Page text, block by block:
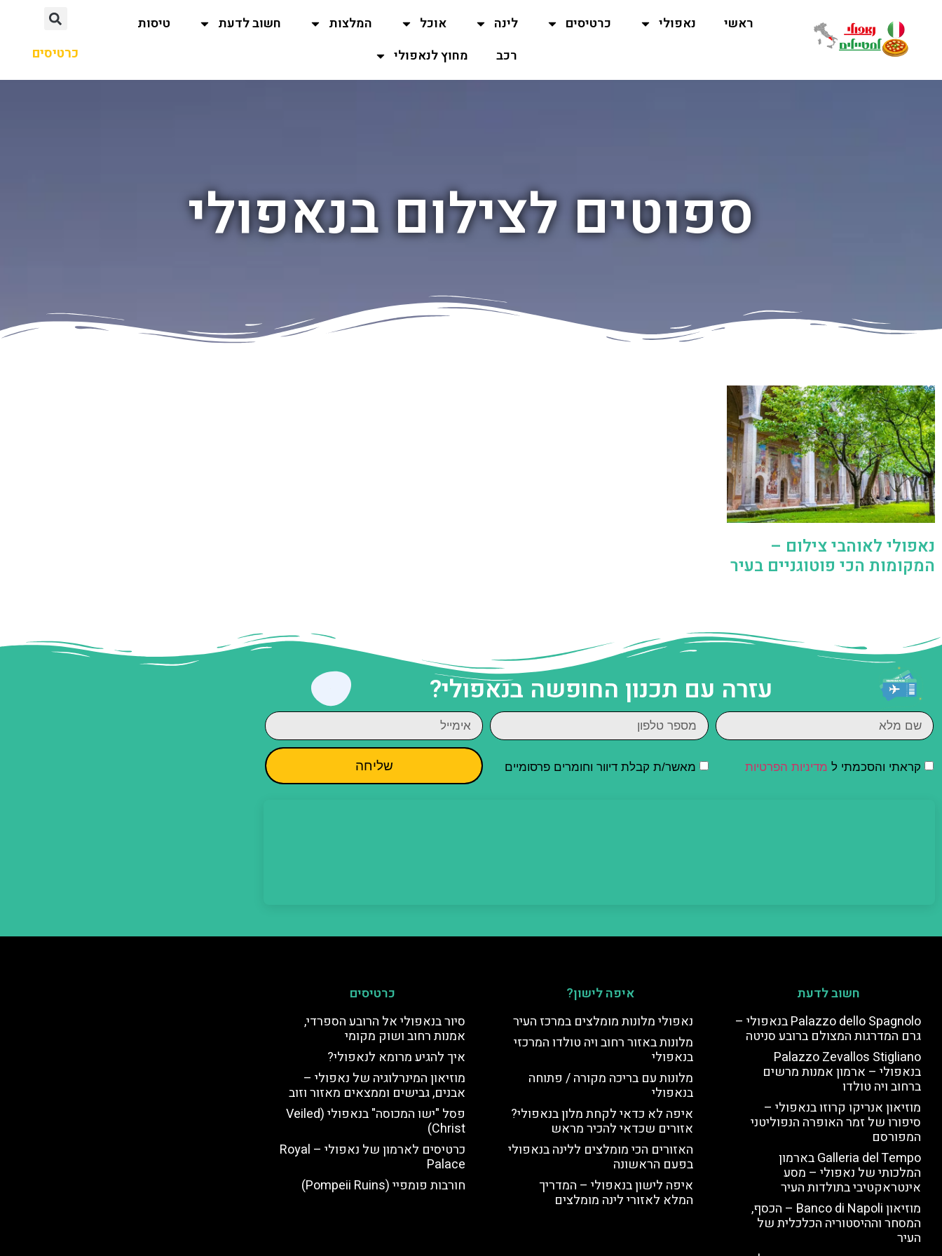
ראשי נאפולי כרטיסים לינה אוכל המלצות חשוב לדעת
טיסות
רכב
מחוץ לנאפולי כרטיסים
ספוטים לצילום בנאפולי
נאפולי לאוהבי צילום –
המקומות הכי פוטוגניים בעיר
עזרה עם תכנון החופשה בנאפולי?
קראתי והסכמתי ל מדיניות הפרטיות מאשר/ת קבלת דיוור וחומרים פרסומיים שליחה
חשוב לדעת
Palazzo dello Spagnolo בנאפולי –
גרם המדרגות המצולם ברובע סניטה
Palazzo Zevallos Stigliano
בנאפולי – ארמון אמנות מרשים
ברחוב ויה טולדו
מוזיאון אנריקו קרוזו בנאפולי –
סיפורו של זמר האופרה הנפוליטני
המפורסם
Galleria del Tempo בארמון
המלכותי של נאפולי – מסע
אינטראקטיבי בתולדות העיר
מוזיאון Banco di Napoli – הכסף,
המסחר וההיסטוריה הכלכלית של
העיר
איפה לישון?
נאפולי מלונות מומלצים במרכז העיר
מלונות באזור רחוב ויה טולדו המרכזי
בנאפולי
מלונות עם בריכה מקורה / פתוחה
בנאפולי
איפה לא כדאי לקחת מלון בנאפולי?
אזורים שכדאי להכיר מראש
האזורים הכי מומלצים ללינה בנאפולי
בפעם הראשונה
איפה לישון בנאפולי – המדריך
המלא לאזורי לינה מומלצים
כרטיסים
סיור בנאפולי אל הרובע הספרדי,
אמנות רחוב ושוק מקומי
איך להגיע מרומא לנאפולי?
מוזיאון המינרלוגיה של נאפולי –
אבנים, גבישים וממצאים מאזור וזוב
פסל "ישו המכוסה" בנאפולי (Veiled
Christ)
כרטיסים לארמון של נאפולי – Royal
Palace
חורבות פומפיי (Pompeii Ruins)